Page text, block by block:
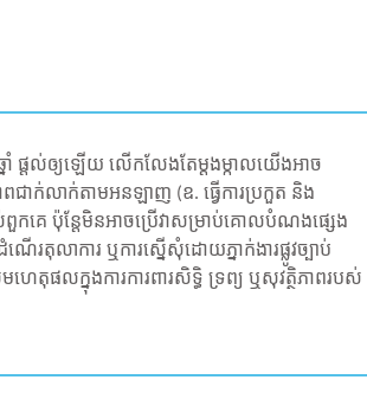
តល់ឲ្យឡើយ លើកលែងតែម្តងម្កាលយើងអាច
ាក់លាក់តាមអនឡាញ (ឧ. ធ្វើការប្រកួត និង
ពួកគេ ប៉ុន្តែមិនអាចប្រើវាសម្រាប់គោលបំណងផ្សេង
លាការ ឬការស្នើសុំដោយភ្នាក់ងារផ្លូវច្បាប់
េតុផលក្នុងការការពារសិទ្ធិ ទ្រព្យ ឬសុវត្ថិភាពរបស់